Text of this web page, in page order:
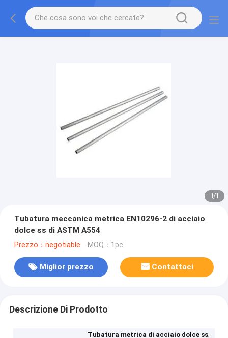
1/1
Tubatura meccanica metrica EN10296-2 di acciaio
dolce ss di ASTM A554
Prezzo：negotiable MOQ：1pc
Miglior prezzo Contattaci
Descrizione Di Prodotto
Tubatura metrica di acciaio dolce ss,